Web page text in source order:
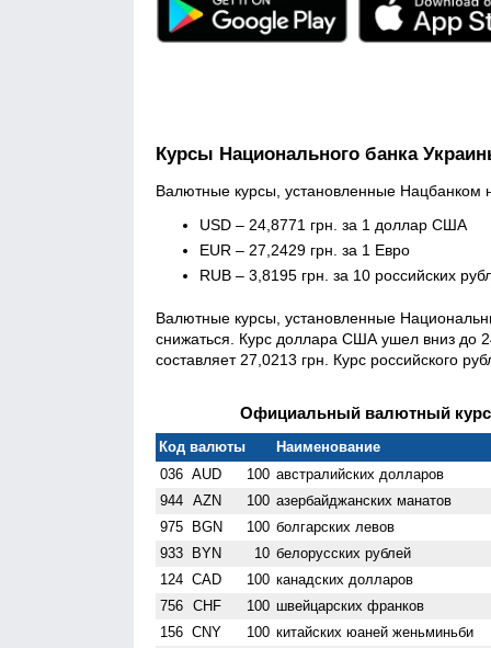
Курсы Национального банка
Валютные курсы, установленные Нацбанком
USD – 24,8771 грн. за 1 доллар США
EUR – 27,2429 грн. за 1 Евро
RUB – 3,8195 грн. за 10 российских
Валютные курсы, установленные
снижаться. Курс доллара США ушел вниз до
составляет 27,0213 грн. Курс российского
Официальный валютный курс
Код валюты
Наименование
036 AUD 100 австралийских долларов
944
AZN 100 азербайджанских манатов
975
BGN 100 болгарских левов
933
BYN 10 белорусских рублей
124 CAD 100 канадских долларов
756
CHF 100 швейцарских франков
156 CNY 100 китайских юаней женьминьби